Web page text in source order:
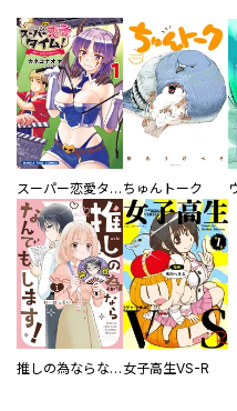
スーパー恋愛タイム！～現場でドＳな彼女は自宅でデレる～ ちゅんトーク
推しの為ならなんでもします！ 女子高生VS-R